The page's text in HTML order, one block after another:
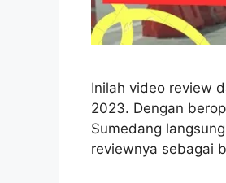
Inilah video review
2023. Dengan
Sumedang
reviewnya sebagai